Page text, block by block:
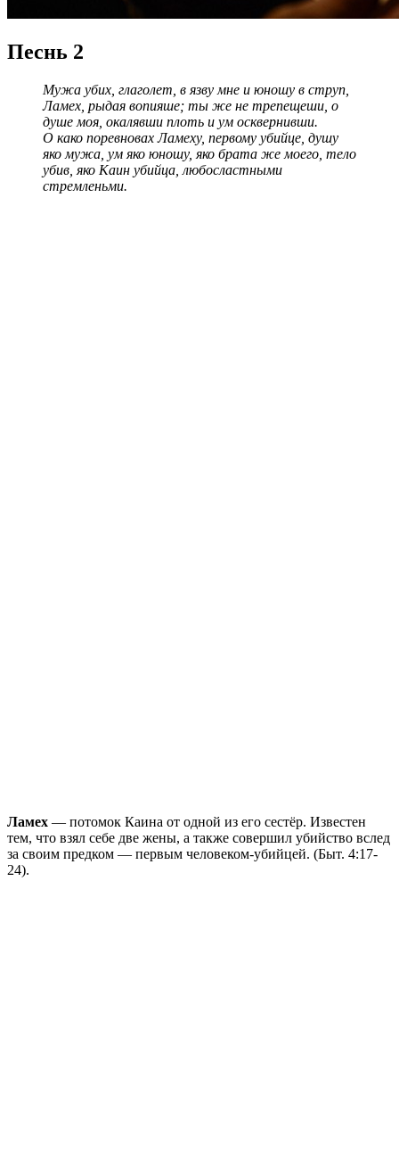
Песнь 2
Мужа убих, глаголет, в язву мне и юношу в струп,
Ламех, рыдая вопияше; ты же не трепещеши, о
душе моя, окалявши плоть и ум осквернивши.
О како поревновах Ламеху, первому убийце, душу
яко мужа, ум яко юношу, яко брата же моего, тело
убив, яко Каин убийца, любосластными
стремленьми.
Ламех — потомок Каина от одной из его сестёр. Известен
тем, что взял себе две жены, а также совершил убийство вслед
за своим предком — первым человеком-убийцей. (Быт. 4:17-
24).